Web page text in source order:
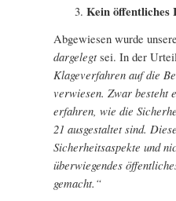
Kein öffentliches
Abgewiesen wurde
dargelegtsei. In der
Klageverfahren auf die
verwiesen. Zwar besteht
erfahren, wie die
21 ausgestaltet sind.
Sicherheitsaspekte und
überwiegendes
gemacht.“